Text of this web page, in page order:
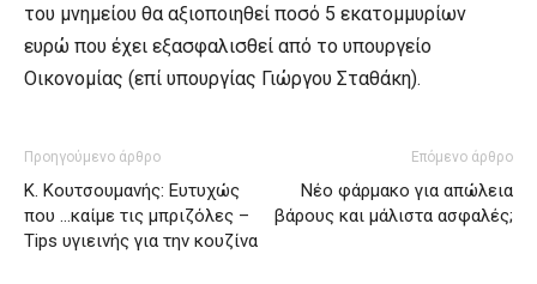
του μνημείου θα αξιοποιηθεί ποσό 5 εκατομμυρίων
ευρώ που έχει εξασφαλισθεί από το υπουργείο
Οικονομίας (επί υπουργίας Γιώργου Σταθάκη).
Προηγούμενο άρθρο
Κ. Κουτσουμανής: Ευτυχώς
που …καίμε τις μπριζόλες –
Tips υγιεινής για την κουζίνα
Επόμενο άρθρο
Νέο φάρμακο για απώλεια
βάρους και μάλιστα ασφαλές;